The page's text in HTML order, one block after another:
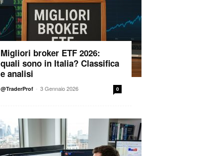
Migliori broker ETF 2026:
quali sono in Italia? Classifica
e analisi
@TraderProf - 3 Gennaio 2026 0